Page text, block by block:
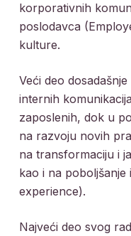
korporativnih
poslodavca
kulture.
Veći deo
internih
zaposlenih, dok u
na razvoju novih
na transformaciju i
kao i na
experience).
Najveći deo svog